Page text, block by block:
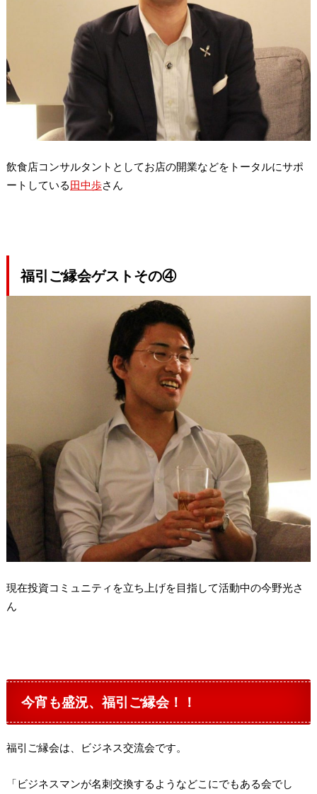
飲食店コンサルタントとしてお店の開業などをトータルにサポ
ートしている田中歩さん
福引ご縁会ゲストその④
現在投資コミュニティを立ち上げを目指して活動中の今野光さ
ん
今宵も盛況、福引ご縁会！！
福引ご縁会は、ビジネス交流会です。
「ビジネスマンが名刺交換するようなどこにでもある会でし